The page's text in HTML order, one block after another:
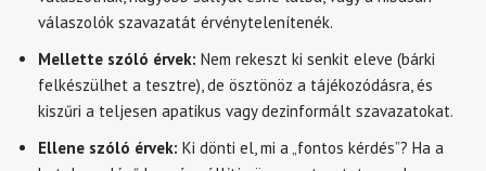
válaszolók szavazatát érvénytelenítenék.
Mellette szóló érvek: Nem rekeszt ki senkit eleve (bárki
felkészülhet a tesztre), de ösztönöz a tájékozódásra, és
kiszűri a teljesen apatikus vagy dezinformált szavazatokat.
Ellene szóló érvek: Ki dönti el, mi a „fontos kérdés”? Ha a